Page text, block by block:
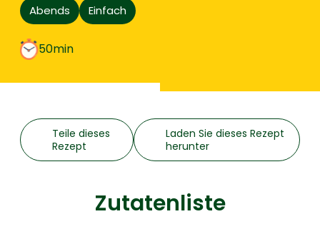
Abends
Einfach
50min
Teile dieses
Rezept
Laden Sie dieses Rezept
herunter
Zutatenliste